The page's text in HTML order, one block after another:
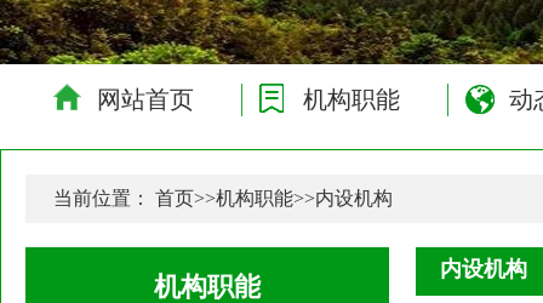
网站首页 机构职能 动
当前位置：首页>>机构职能>>内设机构
机构职能
内设机构